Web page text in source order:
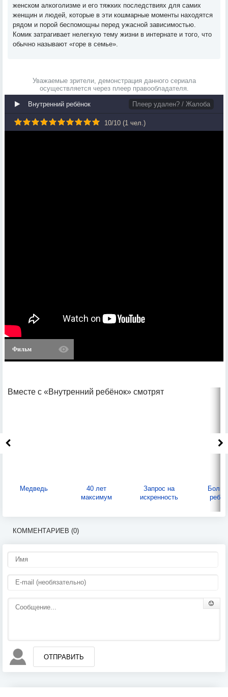
женском алкоголизме и его тяжких последствиях для самих
женщин и людей, которые в эти кошмарные моменты находятся
рядом и порой беспомощны перед ужасной зависимостью.
Комик затрагивает нелегкую тему жизни в интернате и того, что
обычно называют «горе в семье».
Уважаемые зрители, демонстрация данного сериала
осуществляется через плеер правообладателя.
Внутренний ребёнок Плеер удален? / Жалоба
10/10 (1 чел.)
Фильм
Вместе с «Внутренний ребёнок» смотрят
Медведь
40 лет
максимум
Запрос на
искренность
КОММЕНТАРИЕВ (0)
ОТПРАВИТЬ